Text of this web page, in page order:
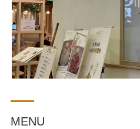
MENU